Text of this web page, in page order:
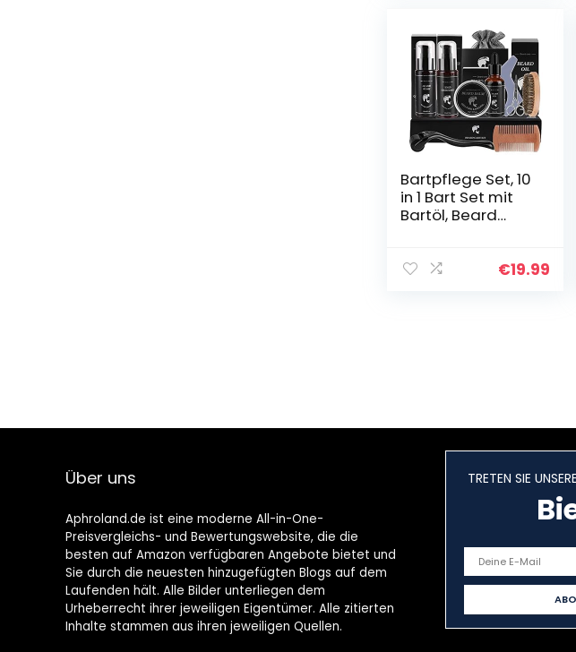
30ML Bartöl, 2
Bartschere,
Balsam, Bürste,
Kamm, Tasche,
Bartschneider
Kamm
Bartpflege Set, 10
in 1 Bart Set mit
Bartöl, Beard
Bartkonditionierer
€19.99
Über uns
Aphroland.de ist eine moderne All-in-One-
Preisvergleichs- und Bewertungswebsite, die die
besten auf Amazon verfügbaren Angebote bietet und
Sie durch die neuesten hinzugefügten Blogs auf dem
Laufenden hält. Alle Bilder unterliegen dem
Urheberrecht ihrer jeweiligen Eigentümer. Alle zitierten
Inhalte stammen aus ihren jeweiligen Quellen.
TRETEN SIE